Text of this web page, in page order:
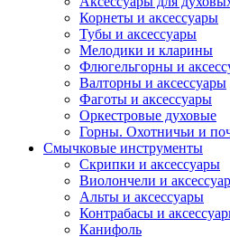
Корнеты и аксессуары
Тубы и аксессуары
Мелодики и кларины
Флюгельгорны и
Валторны и аксессуары
Фаготы и аксессуары
Оркестровые духовые
Горны. Охотничьи и
Смычковые инструменты
Скрипки и аксессуары
Виолончели и
Альты и аксессуары
Контрабасы и
Канифоль